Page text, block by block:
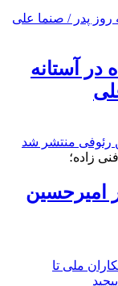
در آستانه
زاده؛
امیرحسین